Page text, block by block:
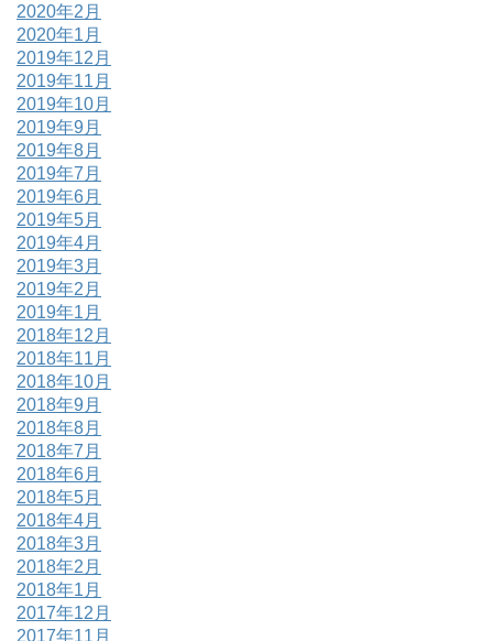
2020年2月
2020年1月
2019年12月
2019年11月
2019年10月
2019年9月
2019年8月
2019年7月
2019年6月
2019年5月
2019年4月
2019年3月
2019年2月
2019年1月
2018年12月
2018年11月
2018年10月
2018年9月
2018年8月
2018年7月
2018年6月
2018年5月
2018年4月
2018年3月
2018年2月
2018年1月
2017年12月
2017年11月